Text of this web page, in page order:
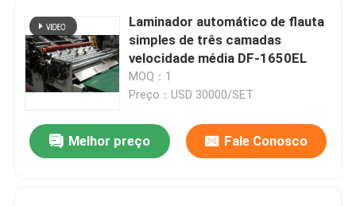
Laminador automático de flauta
simples de três camadas
velocidade média DF-1650EL
MOQ：1
Preço：USD 30000/SET
Melhor preço Fale Conosco